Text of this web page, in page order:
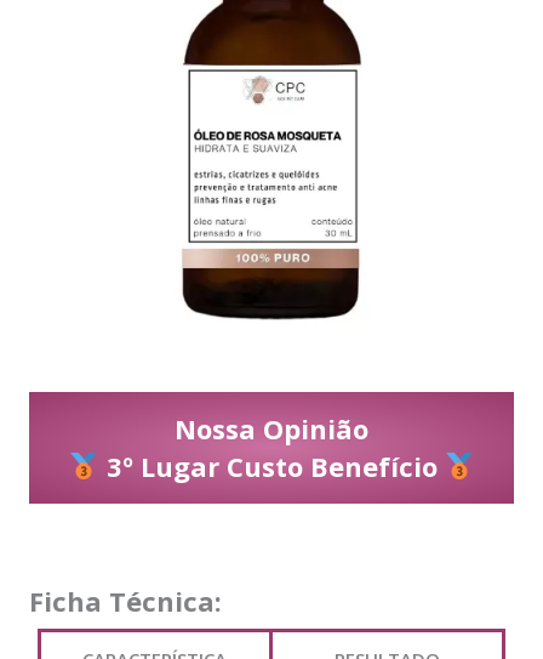
Nossa Opinião
3º Lugar Custo Benefício
Ficha Técnica: